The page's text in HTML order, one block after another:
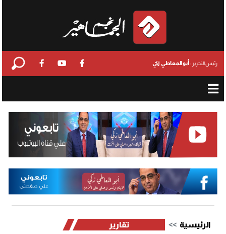
رئيس التحرير : أبو المعاطي زكي
الرئيسية تقارير